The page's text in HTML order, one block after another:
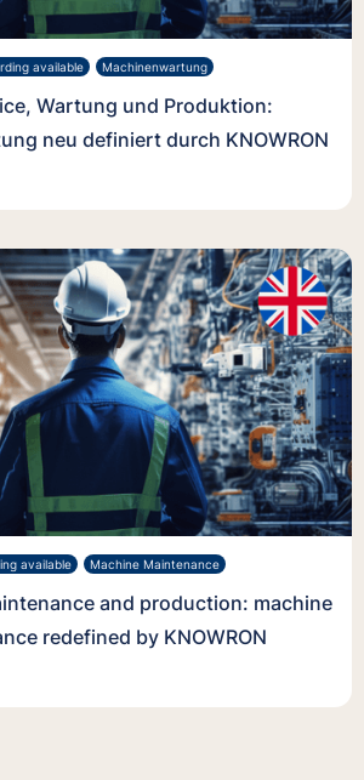
available Machinenwartung
Wartung und Produktion:
neu definiert durch KNOWRON
available Machine Maintenance
and production: machine
redefined by KNOWRON